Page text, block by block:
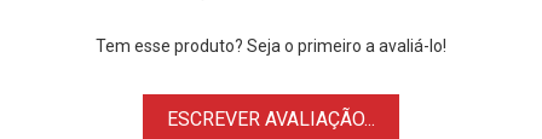
prolongadas, ou disparo contínuo.
Tem esse produto? Seja o primeiro a avaliá-lo!
ESCREVER AVALIAÇÃO...